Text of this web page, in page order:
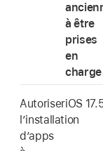
à être
prises
en
charge
Autoriser
l’installation
d’apps
iOS